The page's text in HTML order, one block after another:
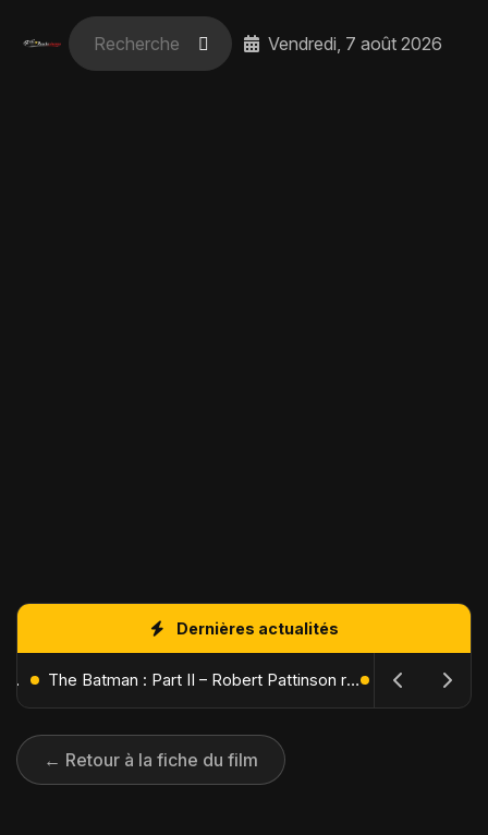
Vendredi, 7 août 2026
Dernières actualités
L'Âge de Glace : Le Réveil du Volcan – Manny, Sid et Diego de retour pour une aventure explosive The Batman : Part II – Robert Pattinson replonge dans les ténèbres de Gotham dès octobre 2027
← Retour à la fiche du film